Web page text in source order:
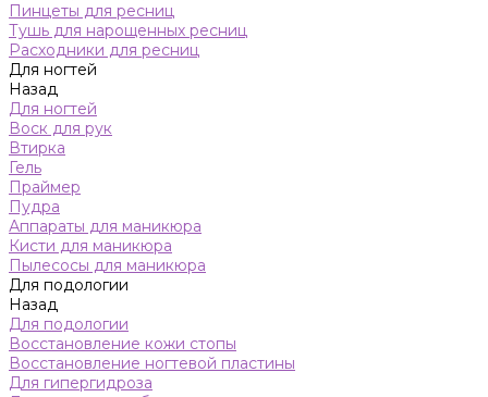
Пинцеты для ресниц
Тушь для нарощенных ресниц
Расходники для ресниц
Для ногтей
Назад
Для ногтей
Воск для рук
Втирка
Гель
Праймер
Пудра
Аппараты для маникюра
Кисти для маникюра
Пылесосы для маникюра
Для подологии
Назад
Для подологии
Восстановление кожи стопы
Восстановление ногтевой пластины
Для гипергидроза